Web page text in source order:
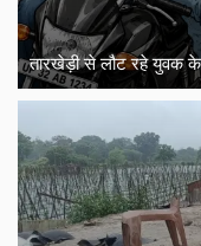
तारखेड़ी से लौट रहे युवक